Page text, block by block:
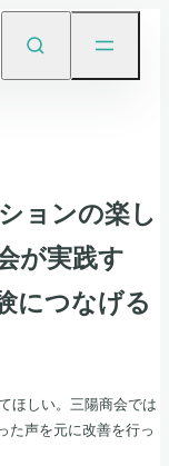
ョンの楽し
が実践す
につなげる
ほしい。三陽商会では
た声を元に改善を行っ